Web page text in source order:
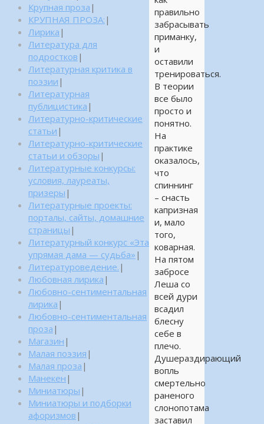
правильно
забрасывать
приманку,
и
оставили
тренироваться.
В теории
все было
просто и
понятно.
На
практике
оказалось,
что
спиннинг
– снасть
капризная
и, мало
того,
коварная.
На пятом
забросе
Леша со
всей дури
всадил
блесну
себе в
плечо.
Душераздирающий
вопль
смертельно
раненого
слонопотама
заставил
Крупная проза |
КРУПНАЯ ПРОЗА: |
Лирика |
Литература для
подростков |
Литературная критика в
поэзии |
Литературная
публицистика |
Литературно-критические
статьи |
Литературно-критические
статьи и обзоры |
Литературные конкурсы:
условия, лауреаты,
призеры |
Литературные проекты:
порталы, сайты, домашние
страницы |
Литературный конкурс «Эта
упрямая дама — судьба» |
Литературоведение. |
Любовная лирика |
Любовно-сентиментальная
лирика |
Любовно-сентиментальная
проза |
Магазин |
Малая поэзия |
Малая проза |
Манекен |
Миниатюры |
Миниатюры и подборки
афоризмов |